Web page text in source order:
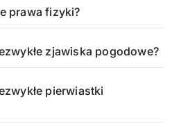
prawa fizyki?
zjawiska pogodowe?
pierwiastki